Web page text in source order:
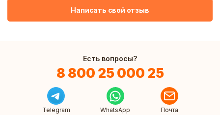
Написать свой отзыв
Есть вопросы?
8 800 25 000 25
Telegram WhatsApp Почта